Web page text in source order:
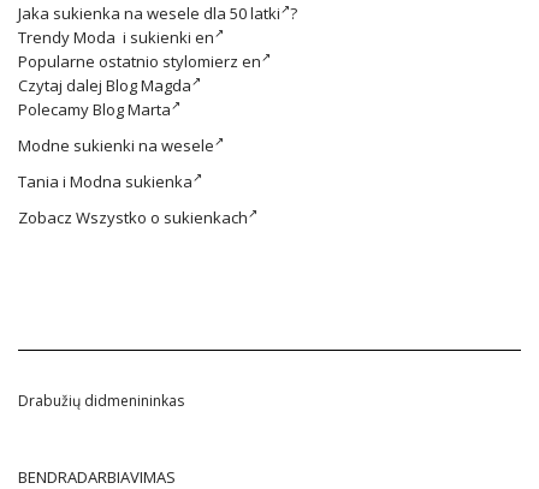
Jaka sukienka na wesele dla 50 latki ?
TrendyModa i sukienki en
Popularne ostatnio stylomierz en
Czytaj dalej Blog Magda
PolecamyBlog Marta
Modne sukienki na wesele
Tania i Modna sukienka
Zobacz Wszystko o sukienkach
Drabužių didmenininkas
BENDRADARBIAVIMAS